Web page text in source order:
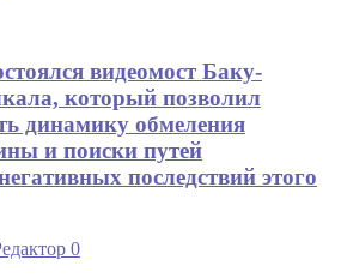
видеомост Баку-
который позволил
динамику обмеления
и поиски путей
последствий этого
0